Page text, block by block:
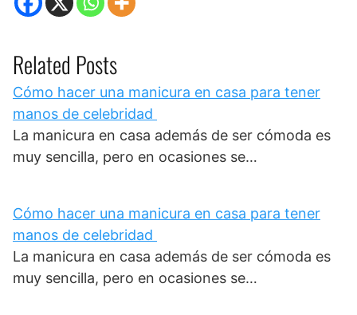
Related Posts
Cómo hacer una manicura en casa para tener
manos de celebridad
La manicura en casa además de ser cómoda es
muy sencilla, pero en ocasiones se…
Cómo hacer una manicura en casa para tener
manos de celebridad
La manicura en casa además de ser cómoda es
muy sencilla, pero en ocasiones se…